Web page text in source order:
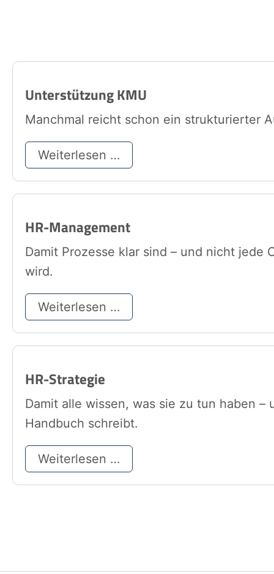
Unterstützung KMU
Manchmal reicht schon ein strukturierter
Weiterlesen …
HR-Management
Damit Prozesse klar sind – und nicht jede
wird.
Weiterlesen …
HR-Strategie
Damit alle wissen, was sie zu tun haben –
Handbuch schreibt.
Weiterlesen …